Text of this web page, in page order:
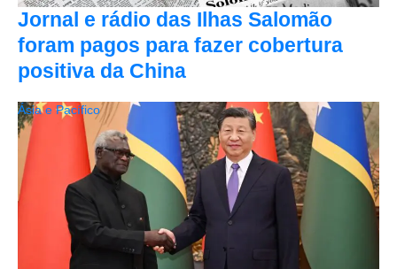
Jornal e rádio das Ilhas Salomão
foram pagos para fazer cobertura
positiva da China
Ásia e Pacífico